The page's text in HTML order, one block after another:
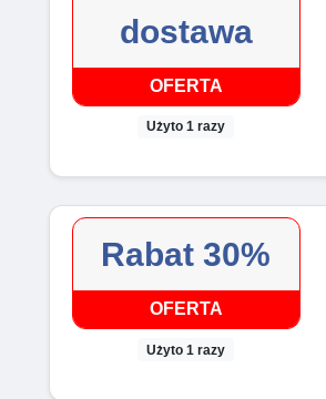
dostawa
OFERTA
Użyto 1 razy
Rabat 30%
OFERTA
Użyto 1 razy